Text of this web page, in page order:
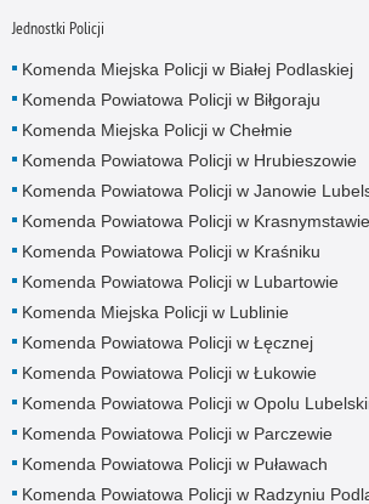
Jednostki Policji
Komenda Miejska Policji w Białej Podlaskiej
Komenda Powiatowa Policji w Biłgoraju
Komenda Miejska Policji w Chełmie
Komenda Powiatowa Policji w Hrubieszowie
Komenda Powiatowa Policji w Janowie
Komenda Powiatowa Policji w Krasnymstawie
Komenda Powiatowa Policji w Kraśniku
Komenda Powiatowa Policji w Lubartowie
Komenda Miejska Policji w Lublinie
Komenda Powiatowa Policji w Łęcznej
Komenda Powiatowa Policji w Łukowie
Komenda Powiatowa Policji w Opolu
Komenda Powiatowa Policji w Parczewie
Komenda Powiatowa Policji w Puławach
Komenda Powiatowa Policji w Radzyniu